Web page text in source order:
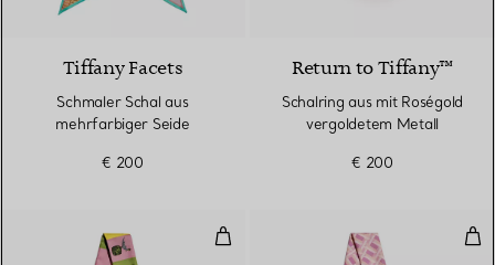
Tiffany Facets
Schmaler Schal aus
mehrfarbiger Seide
€ 200
Return to Tiffany™
Schalring aus mit Roségold
vergoldetem Metall
€ 200
Bird on a Rock schmaler Schal